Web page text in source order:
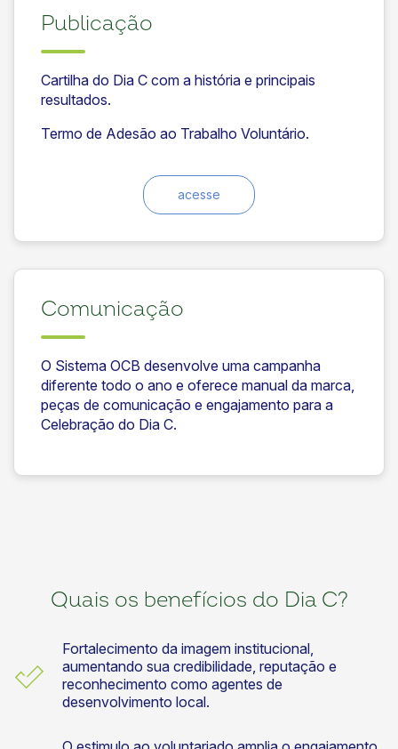
Publicação
Cartilha do Dia C com a história e principais
resultados.
Termo de Adesão ao Trabalho Voluntário.
acesse
Comunicação
O Sistema OCB desenvolve uma campanha
diferente todo o ano e oferece manual da marca,
peças de comunicação e engajamento para a
Celebração do Dia C.
Quais os benefícios do Dia C?
Fortalecimento da imagem institucional,
aumentando sua credibilidade, reputação e
reconhecimento como agentes de
desenvolvimento local.